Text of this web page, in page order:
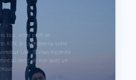
bloc, votre profil de
ASN, le calendrier ou votre
LARUS vous répondra
direct, et non avec un